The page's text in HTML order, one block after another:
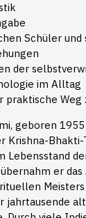
Schüler
der
im Alltag
praktische
geboren
Krishna-
Lebensstand
er das
Meisters
jahrtausende